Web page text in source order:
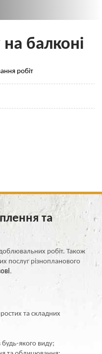
балконі
робіт
та
робіт. Також
послуг різнопланового
.
та складних
будь-якого виду;